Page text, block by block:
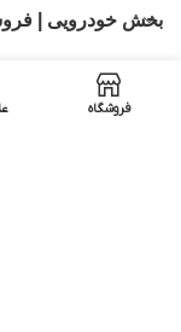
بخش خودرویی |
تجهیزات IT
فروشگاه